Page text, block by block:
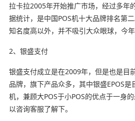
拉卡拉2005年开始推广市场，经过多年
据统计，是中国POS机十大品牌排名第
知名度高以外，并不吸引大众眼球，今年
2、银盛支付
银盛支付成立是在2009年，但是也是目
品牌，旗下产品众多，其中银盛EPOS是
机，兼顾大POS于小POS的优点于一身
以咨询客服了解下。